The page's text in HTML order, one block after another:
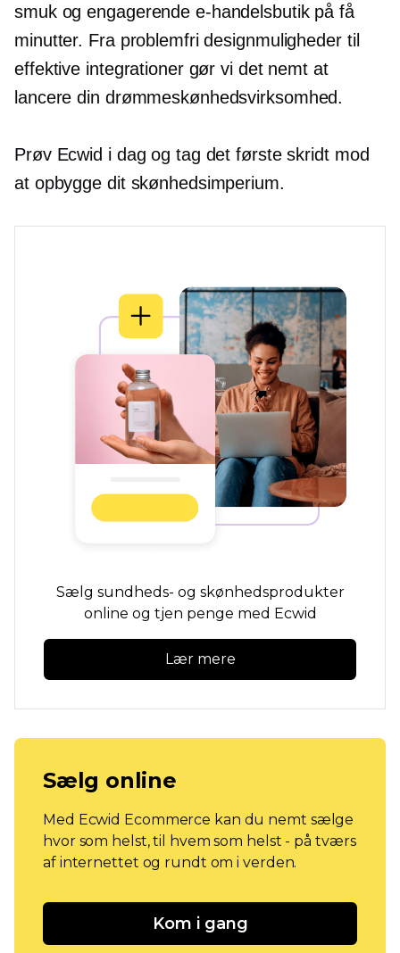
smuk og engagerende e-handelsbutik på få
minutter. Fra problemfri designmuligheder til
effektive integrationer gør vi det nemt at
lancere din drømmeskønhedsvirksomhed.
Prøv Ecwid i dag og tag det første skridt mod
at opbygge dit skønhedsimperium.
Sælg sundheds- og skønhedsprodukter
online og tjen penge med Ecwid
Lær mere
Sælg online
Med Ecwid Ecommerce kan du nemt sælge
hvor som helst, til hvem som helst - på tværs
af internettet og rundt om i verden.
Kom i gang